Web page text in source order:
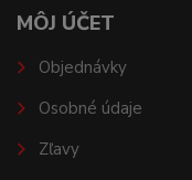
MÔJ ÚČET
Objednávky
Osobné údaje
Zľavy